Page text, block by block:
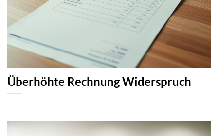
Überhöhte Rechnung Widerspruch